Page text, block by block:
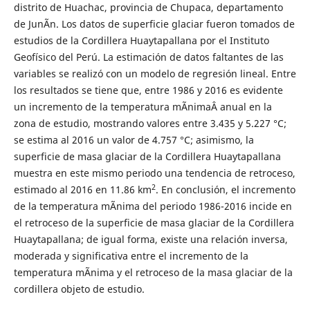
distrito de Huachac, provincia de Chupaca, departamento
de JunÃ­n. Los datos de superficie glaciar fueron tomados de
estudios de la Cordillera Huaytapallana por el Instituto
Geofísico del Perú. La estimación de datos faltantes de las
variables se realizó con un modelo de regresión lineal. Entre
los resultados se tiene que, entre 1986 y 2016 es evidente
un incremento de la temperatura mÃ­nimaÂ anual en la
zona de estudio, mostrando valores entre 3.435 y 5.227 °C;
se estima al 2016 un valor de 4.757 °C; asimismo, la
superficie de masa glaciar de la Cordillera Huaytapallana
muestra en este mismo periodo una tendencia de retroceso,
estimado al 2016 en 11.86 km2. En conclusión, el incremento
de la temperatura mÃ­nima del periodo 1986-2016 incide en
el retroceso de la superficie de masa glaciar de la Cordillera
Huaytapallana; de igual forma, existe una relación inversa,
moderada y significativa entre el incremento de la
temperatura mÃ­nima y el retroceso de la masa glaciar de la
cordillera objeto de estudio.